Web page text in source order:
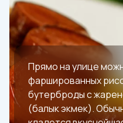
Прямо на улице
фаршированных
бутерброды с
(балык экмек).